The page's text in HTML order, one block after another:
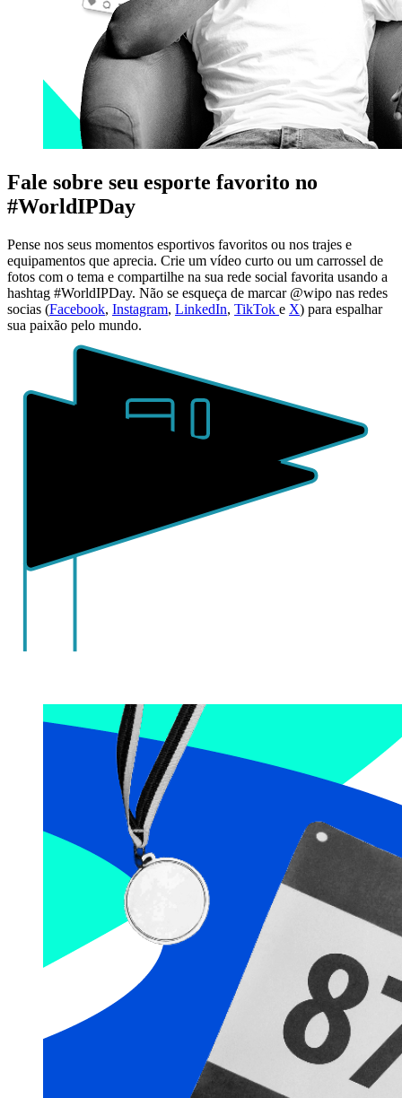
Fale sobre seu esporte favorito no
#WorldIPDay
Pense nos seus momentos esportivos favoritos ou nos trajes e
equipamentos que aprecia. Crie um vídeo curto ou um carrossel de
fotos com o tema e compartilhe na sua rede social favorita usando a
hashtag #WorldIPDay. Não se esqueça de marcar @wipo nas redes
socias (Facebook, Instagram, LinkedIn, TikTok e X) para espalhar
sua paixão pelo mundo.